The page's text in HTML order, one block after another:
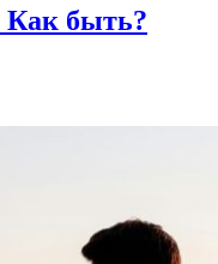
Как быть?